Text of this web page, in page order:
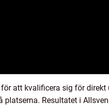
att kvalificera sig för
Resultatet i